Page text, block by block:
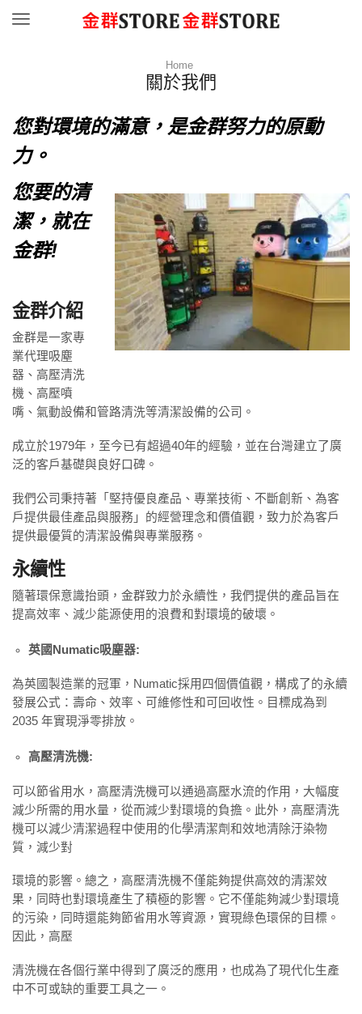
Menu
Home
關於我們
您對環境的滿意，是金群努力的原動
力。
您要的清
潔，就在
金群!
金群介紹
金群是一家專
業代理吸塵
器、高壓清洗
機、高壓噴
嘴、氣動設備和管路清洗等清潔設備的公司。
成立於1979年，至今已有超過40年的經驗，並在台灣建立了廣
泛的客戶基礎與良好口碑。
我們公司秉持著「堅持優良產品、專業技術、不斷創新、為客
戶提供最佳產品與服務」的經營理念和價值觀，致力於為客戶
提供最優質的清潔設備與專業服務。
永續性
隨著環保意識抬頭，金群致力於永續性，我們提供的產品旨在
提高效率、減少能源使用的浪費和對環境的破壞。
英國Numatic吸塵器:
為英國製造業的冠軍，Numatic採用四個價值觀，構成了的永續
發展公式：壽命、效率、可維修性和可回收性。目標成為到
2035 年實現淨零排放。
高壓清洗機:
可以節省用水，高壓清洗機可以通過高壓水流的作用，大幅度
減少所需的用水量，從而減少對環境的負擔。此外，高壓清洗
機可以減少清潔過程中使用的化學清潔劑和效地清除汙染物
質，減少對
環境的影響。總之，高壓清洗機不僅能夠提供高效的清潔效
果，同時也對環境產生了積極的影響。它不僅能夠減少對環境
的污染，同時還能夠節省用水等資源，實現綠色環保的目標。
因此，高壓
清洗機在各個行業中得到了廣泛的應用，也成為了現代化生產
中不可或缺的重要工具之一。